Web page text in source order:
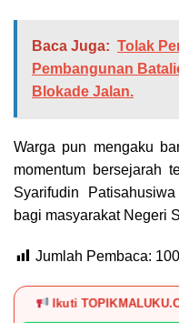
Baca Juga: Tolak
Pembangunan
Blokade Jalan.
Warga pun mengaku
momentum bersejarah
Syarifudin
bagi masyarakat Negeri
Jumlah Pembaca: 100
Ikuti